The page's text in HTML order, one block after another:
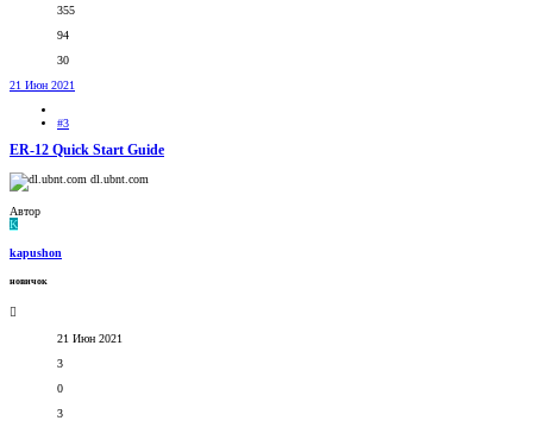
355
94
30
21 Июн 2021
#3
ER-12 Quick Start Guide
dl.ubnt.com
Автор
K
kapushon
новичок
21 Июн 2021
3
0
3